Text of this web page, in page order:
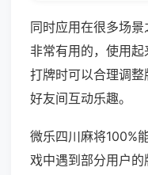
同时应用在很多场
非常有用的，使用
打牌时可以合理调
好友间互动乐趣。
微乐四川麻将100%
戏中遇到部分用户